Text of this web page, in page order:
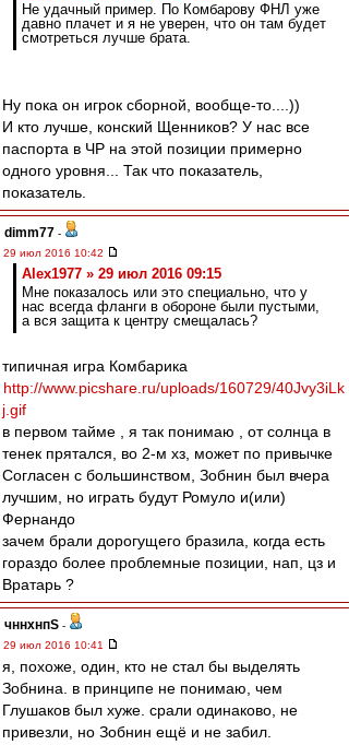
Не удачный пример. По Комбарову ФНЛ уже
давно плачет и я не уверен, что он там будет
смотреться лучше брата.
Ну пока он игрок сборной, вообще-то....))
И кто лучше, конский Щенников? У нас все
паспорта в ЧР на этой позиции примерно
одного уровня... Так что показатель,
показатель.
dimm77 -
29 июл 2016 10:42
Alex1977 » 29 июл 2016 09:15
Мне показалось или это специально, что у
нас всегда фланги в обороне были пустыми,
а вся защита к центру смещалась?
типичная игра Комбарика
http://www.picshare.ru/uploads/160729/40Jvy3iLk
j.gif
в первом тайме , я так понимаю , от солнца в
тенек прятался, во 2-м хз, может по привычке
Согласен с большинством, Зобнин был вчера
лучшим, но играть будут Ромуло и(или)
Фернандо
зачем брали дорогущего бразила, когда есть
гораздо более проблемные позиции, нап, цз и
Вратарь ?
чннхнпS -
29 июл 2016 10:41
я, похоже, один, кто не стал бы выделять
Зобнина. в принципе не понимаю, чем
Глушаков был хуже. срали одинаково, не
привезли, но Зобнин ещё и не забил.